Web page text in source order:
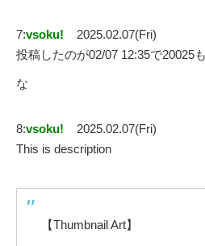
7:vsoku!
2025.02.07(Fri)
投稿したのが02/07 12:35で20025
な
8:vsoku!
2025.02.07(Fri)
This is description
【Thumbnail Art】